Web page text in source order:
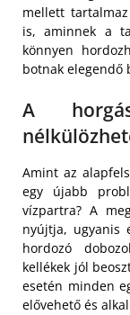
mellett
is, aminnek a
könnyen
botnak elegendő
A
Amint az
egy újabb
vízpartra? A
nyújtja, ugyanis
hordozó
kellékek jól
esetén minden
elővehető és